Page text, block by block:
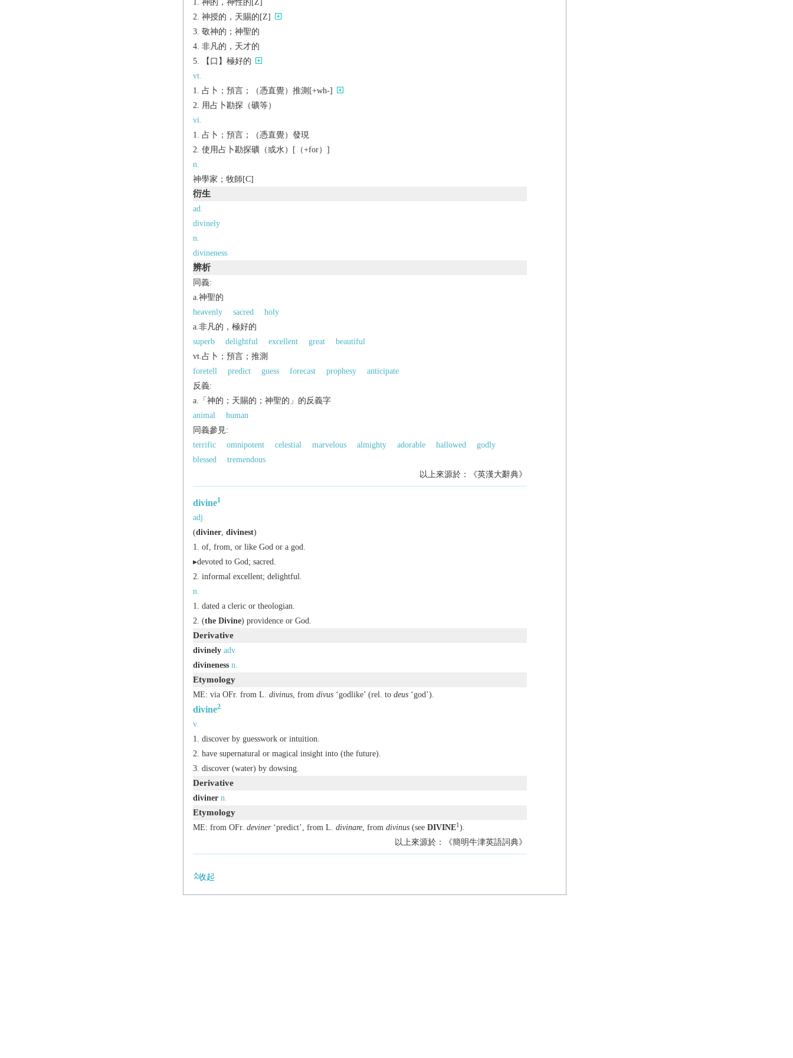
神的，神性的[Z]
神授的，天賜的[Z]
敬神的；神聖的
非凡的，天才的
【口】極好的
vt.
占卜；預言；（憑直覺）推測[+wh-]
用占卜勘探（礦等）
vi.
占卜；預言；（憑直覺）發現
使用占卜勘探礦（或水）[（+for）]
n.
神學家；牧師[C]
衍生
ad.
divinely
n.
divineness
辨析
同義:
a.神聖的
heavenly
sacred
holy
a.非凡的，極好的
superb
delightful excellent great
beautiful
vt.占卜；預言；推測
foretell
predict guess forecast prophesy
anticipate
反義:
a.「神的；天賜的；神聖的」的反義字
animal
human
同義參見:
terrific
omnipotent celestial marvelous almighty adorable hallowed
godly
blessed
tremendous
以上來源於：《英漢大辭典》
divine1
adj.
(diviner, divinest)
of, from, or like God or a god.
▸devoted to God; sacred.
informal excellent; delightful.
n.
dated a cleric or theologian.
(the Divine) providence or God.
Derivative
divinely adv.
divineness n.
Etymology
ME: via OFr. from L. divinus, from divus‘godlike’ (rel. to deus‘god’).
divine2
v.
discover by guesswork or intuition.
have supernatural or magical insight into (the future).
discover (water) by dowsing.
Derivative
diviner n.
Etymology
ME: from OFr. deviner‘predict’, from L. divinare, from divinus(see DIVINE1 ).
以上來源於：《簡明牛津英語詞典》
收起